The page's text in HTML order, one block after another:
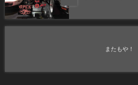
またもや！